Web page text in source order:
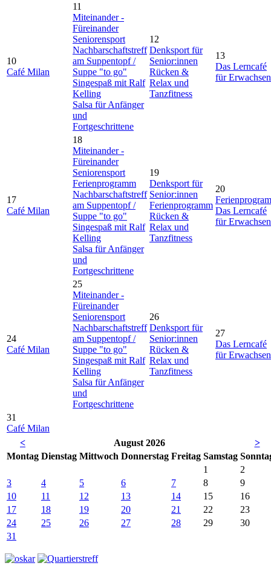
10
Café Milan
11
Miteinander -
Füreinander
Seniorensport
Nachbarschaftstreff
am Suppentopf /
Suppe "to go"
Singespaß mit Ralf
Kelling
Salsa für Anfänger
und
Fortgeschrittene
12
Denksport für
Senior:innen
Rücken &
Relax und
Tanzfitness
13
Das Lerncafé
für
17
Café Milan
18
Miteinander -
Füreinander
Seniorensport
Ferienprogramm
Nachbarschaftstreff
am Suppentopf /
Suppe "to go"
Singespaß mit Ralf
Kelling
Salsa für Anfänger
und
Fortgeschrittene
19
Denksport für
Senior:innen
Ferienprogramm
Rücken &
Relax und
Tanzfitness
20
Das Lerncafé
für
24
Café Milan
25
Miteinander -
Füreinander
Seniorensport
Nachbarschaftstreff
am Suppentopf /
Suppe "to go"
Singespaß mit Ralf
Kelling
Salsa für Anfänger
und
Fortgeschrittene
26
Denksport für
Senior:innen
Rücken &
Relax und
Tanzfitness
27
Das Lerncafé
für
31
Café Milan
<
August 2026
>
Montag Dienstag Mittwoch Donnerstag Freitag Samstag So
1
2
3
4 5 6 7 8
9
10
11 12 13 14 15
16
17
18 19 20 21 22
23
24
25 26 27 28 29
30
31